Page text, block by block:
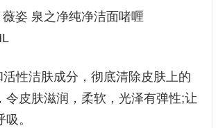
泉之净纯净洁面啫喱
洁肤成分，彻底清除皮肤上的
令皮肤滋润，柔软，光泽有弹性;让
。